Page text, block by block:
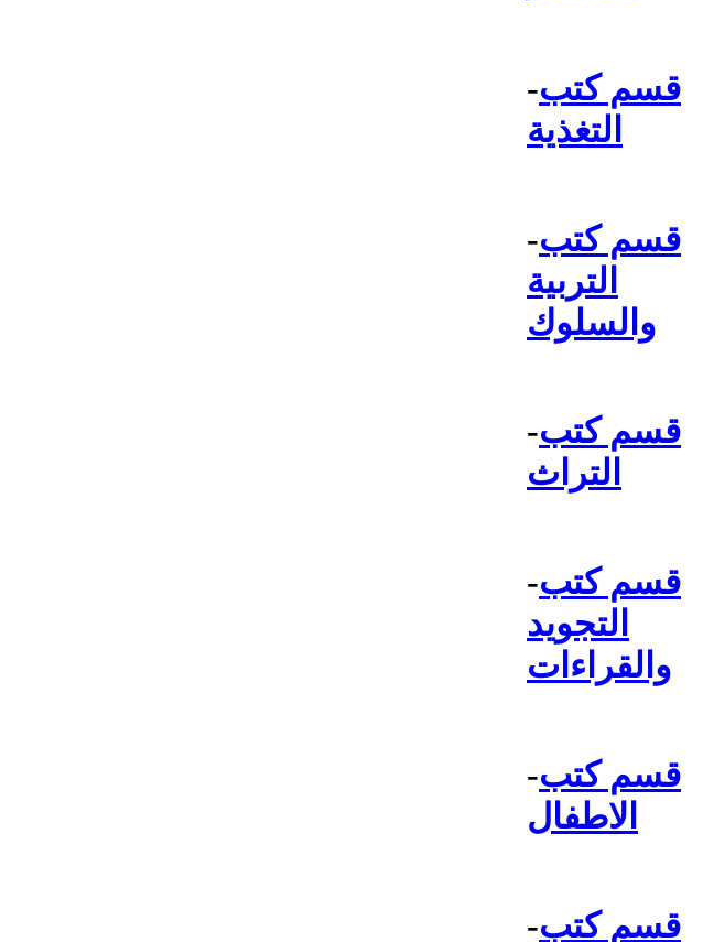
-قسم كتب
التغذية
-قسم كتب
التربية
والسلوك
-قسم كتب
التراث
-قسم كتب
التجويد
والقراءات
-قسم كتب
الاطفال
-قسم كتب